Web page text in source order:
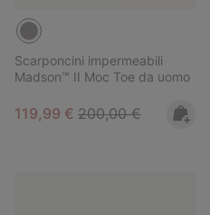
Scarponcini impermeabili
Madson™ II Moc Toe da uomo
Sale price:
119,99 € Regular price:
200,00 €